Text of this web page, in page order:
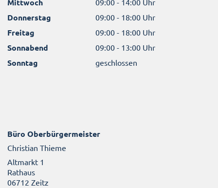
Mittwoch
Donnerstag 09:00 - 18:00 Uhr
Freitag 09:00 - 18:00 Uhr
Sonnabend 09:00 - 13:00 Uhr
Sonntag geschlossen
Büro Oberbürgermeister
Christian Thieme
Altmarkt 1
Rathaus
06712 Zeitz